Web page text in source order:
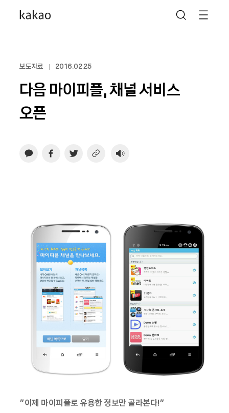
보도자료 2016.02.25
다음 마이피플, 채널 서비스
오픈
“이제 마이피플로 유용한 정보만 골라본다!”